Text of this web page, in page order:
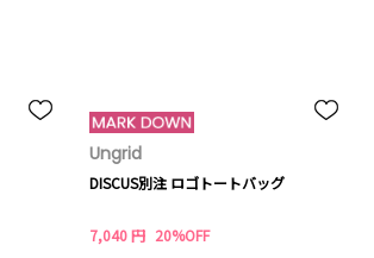
Ungrid
DISCUS別注 ロゴトートバッグ
7,040 円 20%OFF